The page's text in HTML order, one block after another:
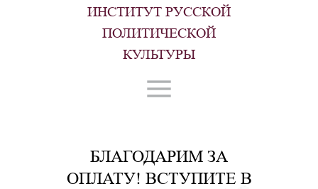
ИНСТИТУТ РУССКОЙ
ПОЛИТИЧЕСКОЙ
КУЛЬТУРЫ
БЛАГОДАРИМ ЗА
ОПЛАТУ! ВСТУПИТЕ В